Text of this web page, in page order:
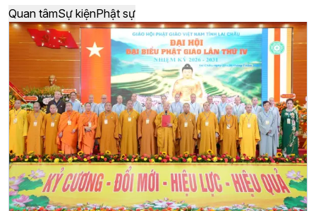
Quan tâmSự kiệnPhật sự